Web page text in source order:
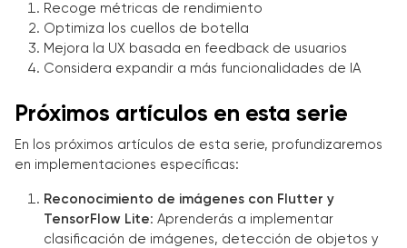
Recoge métricas de rendimiento
Optimiza los cuellos de botella
Mejora la UX basada en feedback de usuarios
Considera expandir a más funcionalidades de IA
Próximos artículos en esta serie
En los próximos artículos de esta serie, profundizaremos
en implementaciones específicas:
Reconocimiento de imágenes con Flutter y
TensorFlow Lite: Aprenderás a implementar
clasificación de imágenes, detección de objetos y